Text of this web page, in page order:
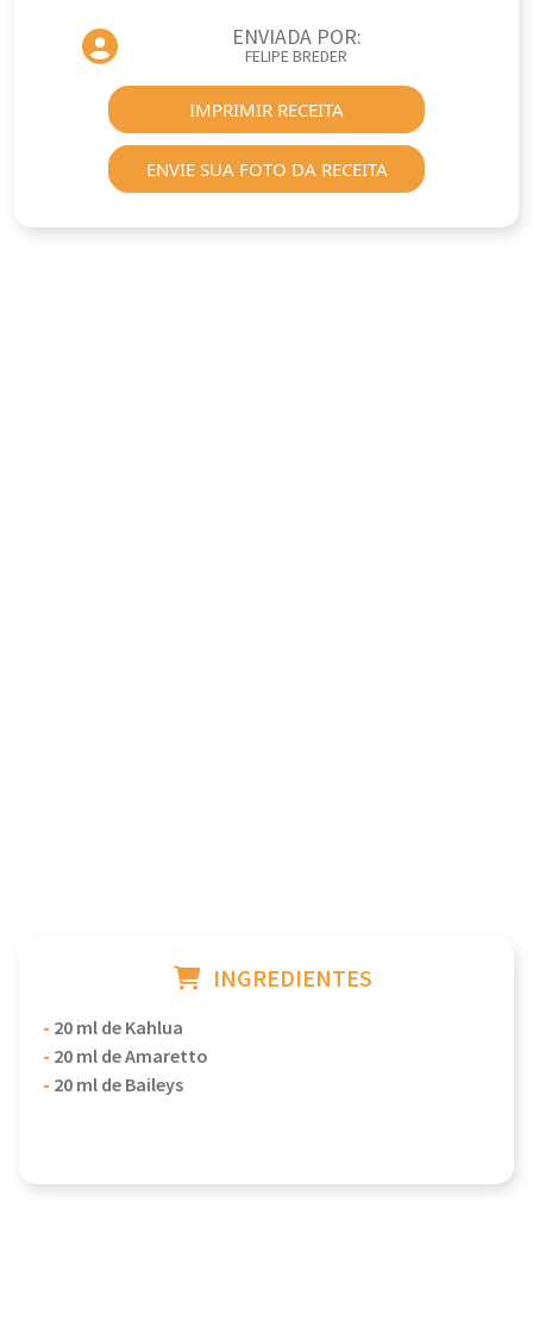
ENVIADA POR:
FELIPE BREDER
IMPRIMIR RECEITA
ENVIE SUA FOTO DA RECEITA
INGREDIENTES
- 20 ml de Kahlua
- 20 ml de Amaretto
- 20 ml de Baileys